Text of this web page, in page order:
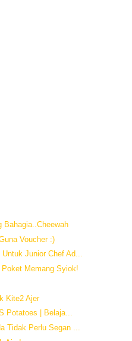
Bahagia..Cheewah
Voucher :)
Junior Chef Ad...
Memang Syiok!
Kite2 Ajer
Potatoes | Belaja...
Tidak Perlu Segan ...